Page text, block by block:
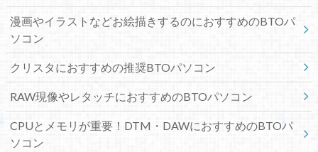
漫画やイラストなどお絵描きするのにおすすめのBTOパ
ソコン
クリスタにおすすめの推奨BTOパソコン
RAW現像やレタッチにおすすめのBTOパソコン
CPUとメモリが重要！DTM・DAWにおすすめのBTOパ
ソコン